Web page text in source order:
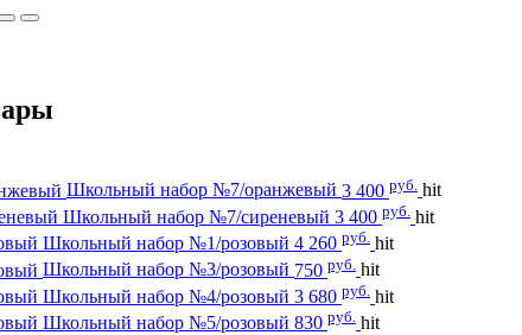
Школьный набор №7/оранжевый 3 400 руб. hit
Школьный набор №7/сиреневый 3 400 руб. hit
Школьный набор №1/розовый 4 260 руб. hit
Школьный набор №3/розовый 750 руб. hit
Школьный набор №4/розовый 3 680 руб. hit
Школьный набор №5/розовый 830 руб. hit